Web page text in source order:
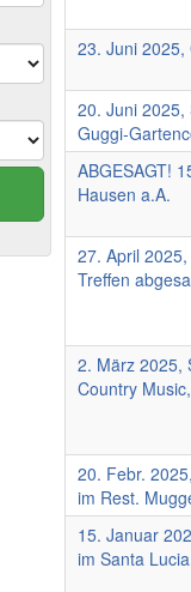
23. Juni 2025,
20. Juni 2025,
Guggi-
ABGESAGT!
Hausen a.A.
27. April
Treffen
2. März 2025,
Country
20. Febr.
im Rest.
15. Januar
im Santa